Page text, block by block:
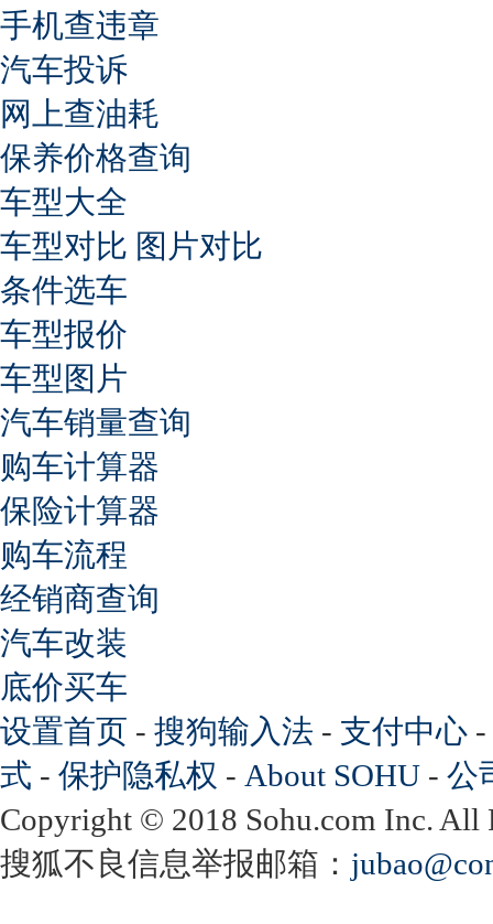
手机查违章
汽车投诉
网上查油耗
保养价格查询
车型大全
车型对比 图片对比
条件选车
车型报价
车型图片
汽车销量查询
购车计算器
保险计算器
购车流程
经销商查询
汽车改装
底价买车
设置首页 - 搜狗输入法 - 支付中心 -
式 - 保护隐私权 - About SOHU - 公
Copyright © 2018 Sohu.com Inc.
搜狐不良信息举报邮箱：